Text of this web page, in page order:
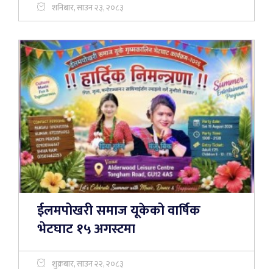
शनिबार, साउन २३, २०८३
ईलमपोखरी समाज यूकेको वार्षिक
भेटघाट १५ अगस्टमा
शुक्रबार, साउन २२, २०८३